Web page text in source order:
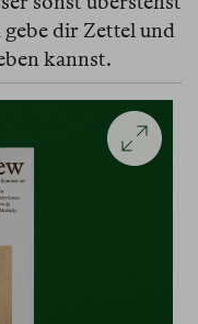
gebe dir Zettel und
kannst.